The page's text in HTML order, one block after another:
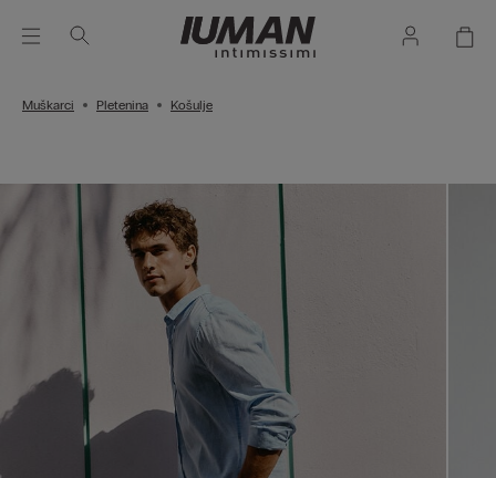
Muškarci Pletenina Košulje